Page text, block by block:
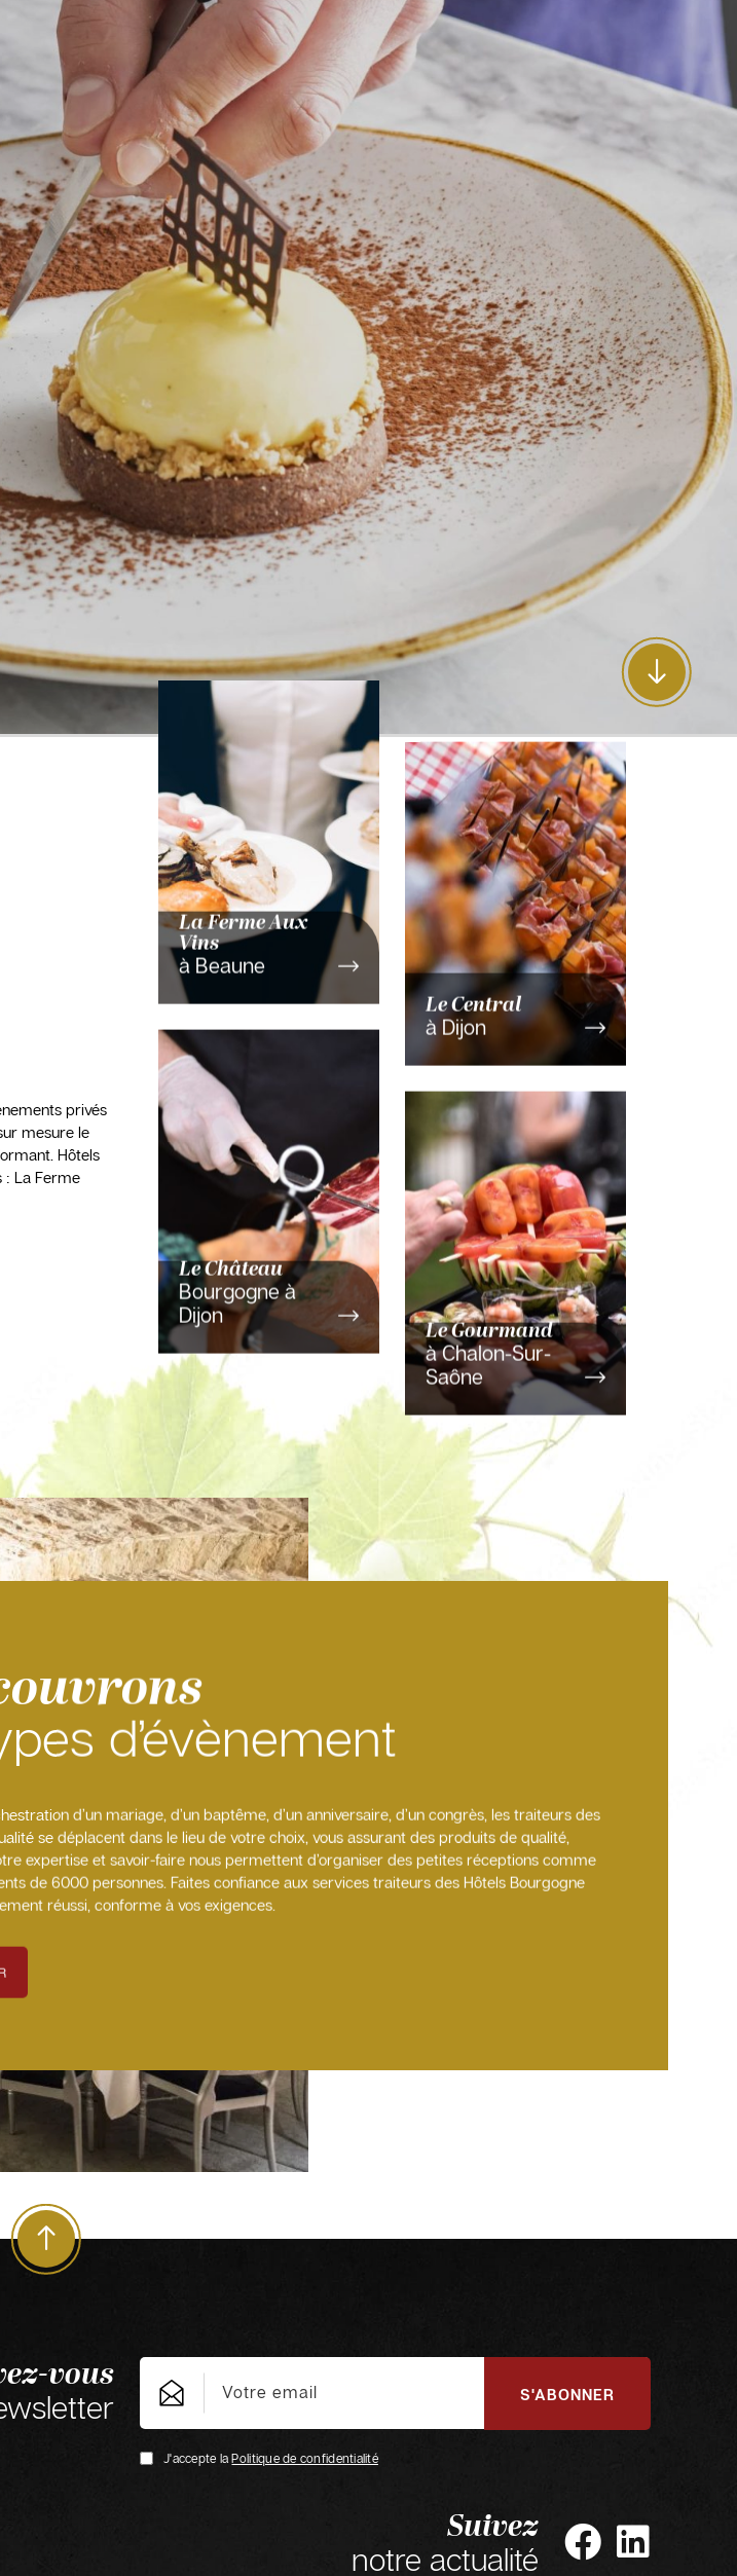
privés
mesure le
Hôtels
: La Ferme
La Ferme Aux
Vins
à Beaune
Le Château
Bourgogne à
Dijon
Le Central
à Dijon
Le Gourmand
à Chalon-Sur-
Saône
d’évènement
d’un mariage, d’un baptême, d’un anniversaire, d’un congrès, les traiteurs des
se déplacent dans le lieu de votre choix, vous assurant des produits de qualité,
expertise et savoir-faire nous permettent d’organiser des petites réceptions comme
de 6000 personnes. Faites confiance aux services traiteurs des Hôtels Bourgogne
réussi, conforme à vos exigences.
vous
J'accepte laPolitique de confidentialité
S'ABONNER
Suivez
notre actualité